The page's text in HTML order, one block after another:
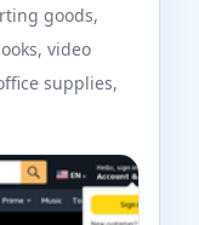
goods,
video
supplies,